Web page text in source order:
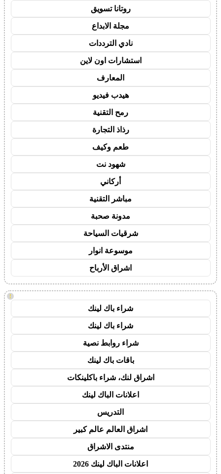
روتانا تسويق
مجلة الابداع
نادي الترددات
استشارات اون لاين
المعارف
هيدب فيديو
رمح التقنية
رذاذ التجارة
طعم وكيف
شهود نت
أركاني
مباشر التقنية
مدونة صحبة
شرقيات السياحة
موسوعة انوار
اشراق الأرباح
!
شراء باك لينك
شراء باك لينك
شراء روابط نصية
باقات باك لينك
اشراق لنك، شراء باكلينكات
اعلانات الباك لينك
التدريس
اشراق العالم عالم كبير
منتدى الاشراق
اعلانات الباك لينك 2026